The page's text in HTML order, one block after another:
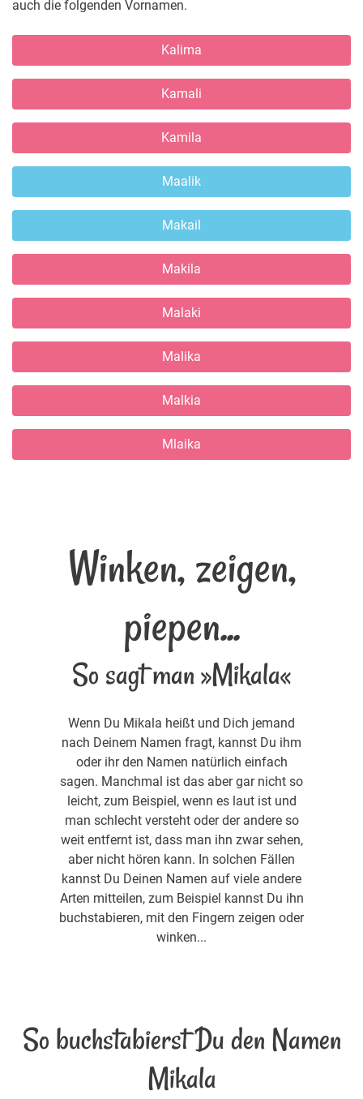
auch die folgenden Vornamen.
Kalima
Kamali
Kamila
Maalik
Makail
Makila
Malaki
Malika
Malkia
Mlaika
Winken, zeigen,
piepen...
So sagt man »Mikala«
Wenn Du Mikala heißt und Dich jemand
nach Deinem Namen fragt, kannst Du ihm
oder ihr den Namen natürlich einfach
sagen. Manchmal ist das aber gar nicht so
leicht, zum Beispiel, wenn es laut ist und
man schlecht versteht oder der andere so
weit entfernt ist, dass man ihn zwar sehen,
aber nicht hören kann. In solchen Fällen
kannst Du Deinen Namen auf viele andere
Arten mitteilen, zum Beispiel kannst Du ihn
buchstabieren, mit den Fingern zeigen oder
winken...
So buchstabierst Du den Namen
Mikala